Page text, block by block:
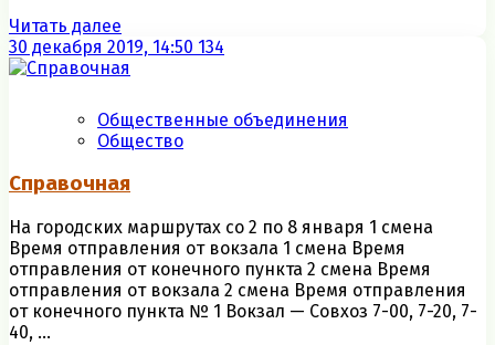
Читать далее
30 декабря 2019, 14:50 134
Общественные объединения
Общество
Справочная
На городских маршрутах со 2 по 8 января 1 смена
Время отправления от вокзала 1 смена Время
отправления от конечного пункта 2 смена Время
отправления от вокзала 2 смена Время отправления
от конечного пункта № 1 Вокзал — Совхоз 7-00, 7-20, 7-
40, ...